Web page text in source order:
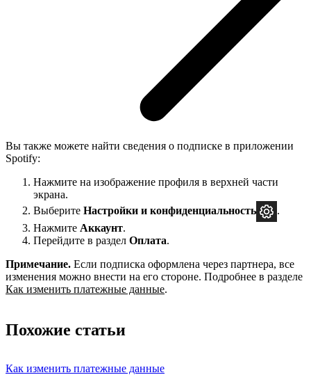
Вы также можете найти сведения о подписке в приложении
Spotify:
Нажмите на изображение профиля в верхней части
экрана.
Выберите Настройки и конфиденциальность
.
Нажмите Аккаунт.
Перейдите в раздел Оплата.
Примечание. Если подписка оформлена через партнера, все
изменения можно внести на его стороне. Подробнее в разделе
Как изменить платежные данные.
Похожие статьи
Как изменить платежные данные